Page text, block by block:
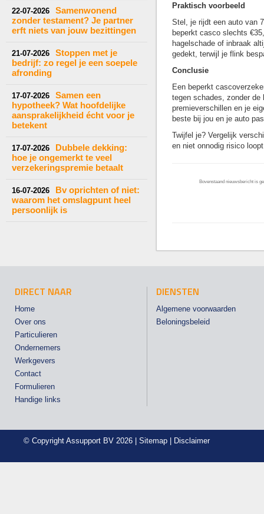
22-07-2026
Samenwonend
zonder testament? Je partner
erft niets van jouw bezittingen
21-07-2026
Stoppen met je
bedrijf: zo regel je een soepele
afronding
17-07-2026
Samen een
hypotheek? Wat hoofdelijke
aansprakelijkheid écht voor je
betekent
17-07-2026
Dubbele dekking:
hoe je ongemerkt te veel
verzekeringspremie betaalt
16-07-2026
Bv oprichten of niet:
waarom het omslagpunt heel
persoonlijk is
Praktisch voorbeeld
Stel, je rijdt een auto van
beperkt casco slechts
hagelschade of inbraak
gedekt, terwijl je flink
Conclusie
Een beperkt
tegen schades, zonder de
premieverschillen en je
beste bij jou en je auto
Twijfel je? Vergelijk
en niet onnodig risico
Bovenstaand nieuwsbericht is
DIRECT NAAR
Home
Over ons
Particulieren
Ondernemers
Werkgevers
Contact
Formulieren
Handige links
DIENSTEN
Algemene voorwaarden
Beloningsbeleid
© Copyright Assupport BV 2026 | Sitemap Disclaimer